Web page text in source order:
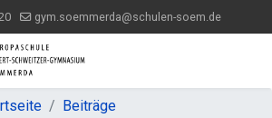
gym.soemmerda@schulen-soem.de
Beiträge